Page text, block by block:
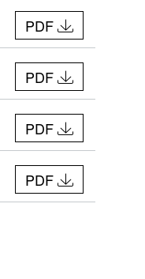
PDF
PDF
PDF
PDF